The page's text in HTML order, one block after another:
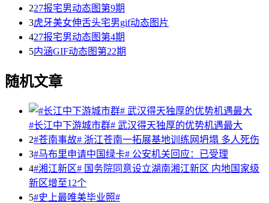
227报宅男动态图第9期
3虎牙美女伸舌头宅男gif动态图片
427报宅男动态图第4期
5内涵GIF动态图第22期
随机文章
#长江中下游城市群# 武汉得天独厚的优势机遇最大
2#苍南事故# 浙江苍南一拓展基地训练网坍塌 多人死伤
3#马布里申请中国绿卡# 公安机关回应：已受理
4#湘江新区# 国务院同意设立湖南湘江新区 内地国家级
新区增至12个
5#史上最唯美毕业照#